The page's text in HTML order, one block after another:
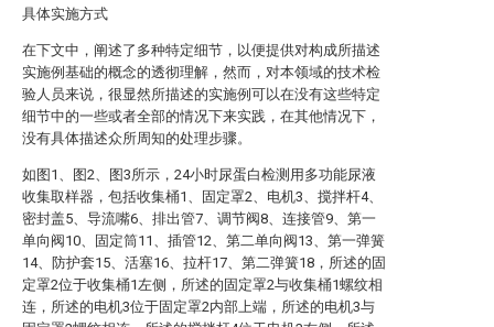
具体实施方式
在下文中，阐述了多种特定细节，以便提供对构成所描述
实施例基础的概念的透彻理解，然而，对本领域的技术检
验人员来说，很显然所描述的实施例可以在没有这些特定
细节中的一些或者全部的情况下来实践，在其他情况下，
没有具体描述众所周知的处理步骤。
如图1、图2、图3所示，24小时尿蛋白检测用多功能尿液
收集取样器，包括收集桶1、固定罩2、电机3、搅拌杆4、
密封盖5、导流嘴6、排出管7、调节阀8、连接管9、第一
单向阀10、固定筒11、插管12、第二单向阀13、第一弹簧
14、防护套15、活塞16、拉杆17、第二弹簧18，所述的固
定罩2位于收集桶1左侧，所述的固定罩2与收集桶1螺纹相
连，所述的电机3位于固定罩2内部上端，所述的电机3与